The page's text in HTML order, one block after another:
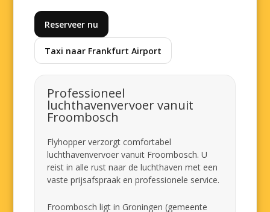
Reserveer nu
Taxi naar Frankfurt Airport
Professioneel
luchthavenvervoer vanuit
Froombosch
Flyhopper verzorgt comfortabel
luchthavenvervoer vanuit Froombosch. U
reist in alle rust naar de luchthaven met een
vaste prijsafspraak en professionele service.
Froombosch ligt in Groningen (gemeente